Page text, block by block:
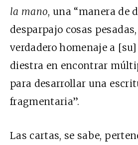
la mano, una “manera de
desparpajo cosas
verdadero homenaje a
diestra en encontrar
para desarrollar una
fragmentaria”.
Las cartas, se sabe,